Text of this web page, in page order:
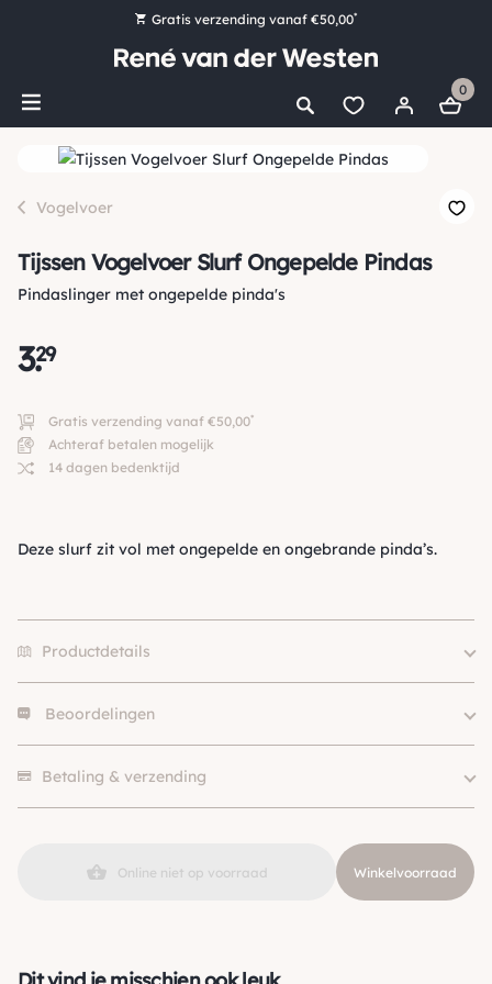
Gratis verzending vanaf €50,00*
Bestel nu, betaal later met Klarna
Ruim 16.000 artikelen op voorraad
0
Vogelvoer
Tijssen Vogelvoer Slurf Ongepelde Pindas
Pindaslinger met ongepelde pinda's
3.
29
Gratis verzending vanaf €50,00*
Achteraf betalen mogelijk
14 dagen bedenktijd
Deze slurf zit vol met ongepelde en ongebrande pinda’s.
Productdetails
Merk
SKU
210000002263
Beoordelingen
Betaling & verzending
Online niet op voorraad Winkelvoorraad